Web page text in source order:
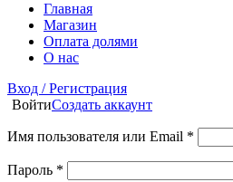
Главная
Магазин
Оплата долями
О нас
Вход / Регистрация
ВойтиСоздать аккаунт
Имя пользователя или Email *
Пароль *